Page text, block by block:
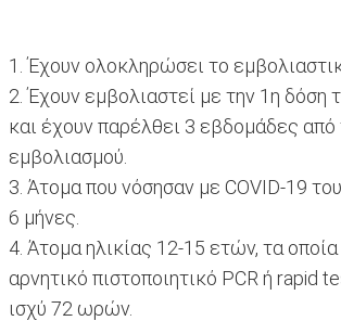
1. Έχουν ολοκληρώσει το
2. Έχουν εμβολιαστεί με την 1η δόση
και έχουν παρέλθει 3 εβδομάδες από
εμβολιασμού.
3. Άτομα που νόσησαν με COVID-19
6 μήνες.
4. Άτομα ηλικίας 12-15 ετών, τα
αρνητικό πιστοποιητικό PCR ή rapid
ισχύ 72 ωρών.